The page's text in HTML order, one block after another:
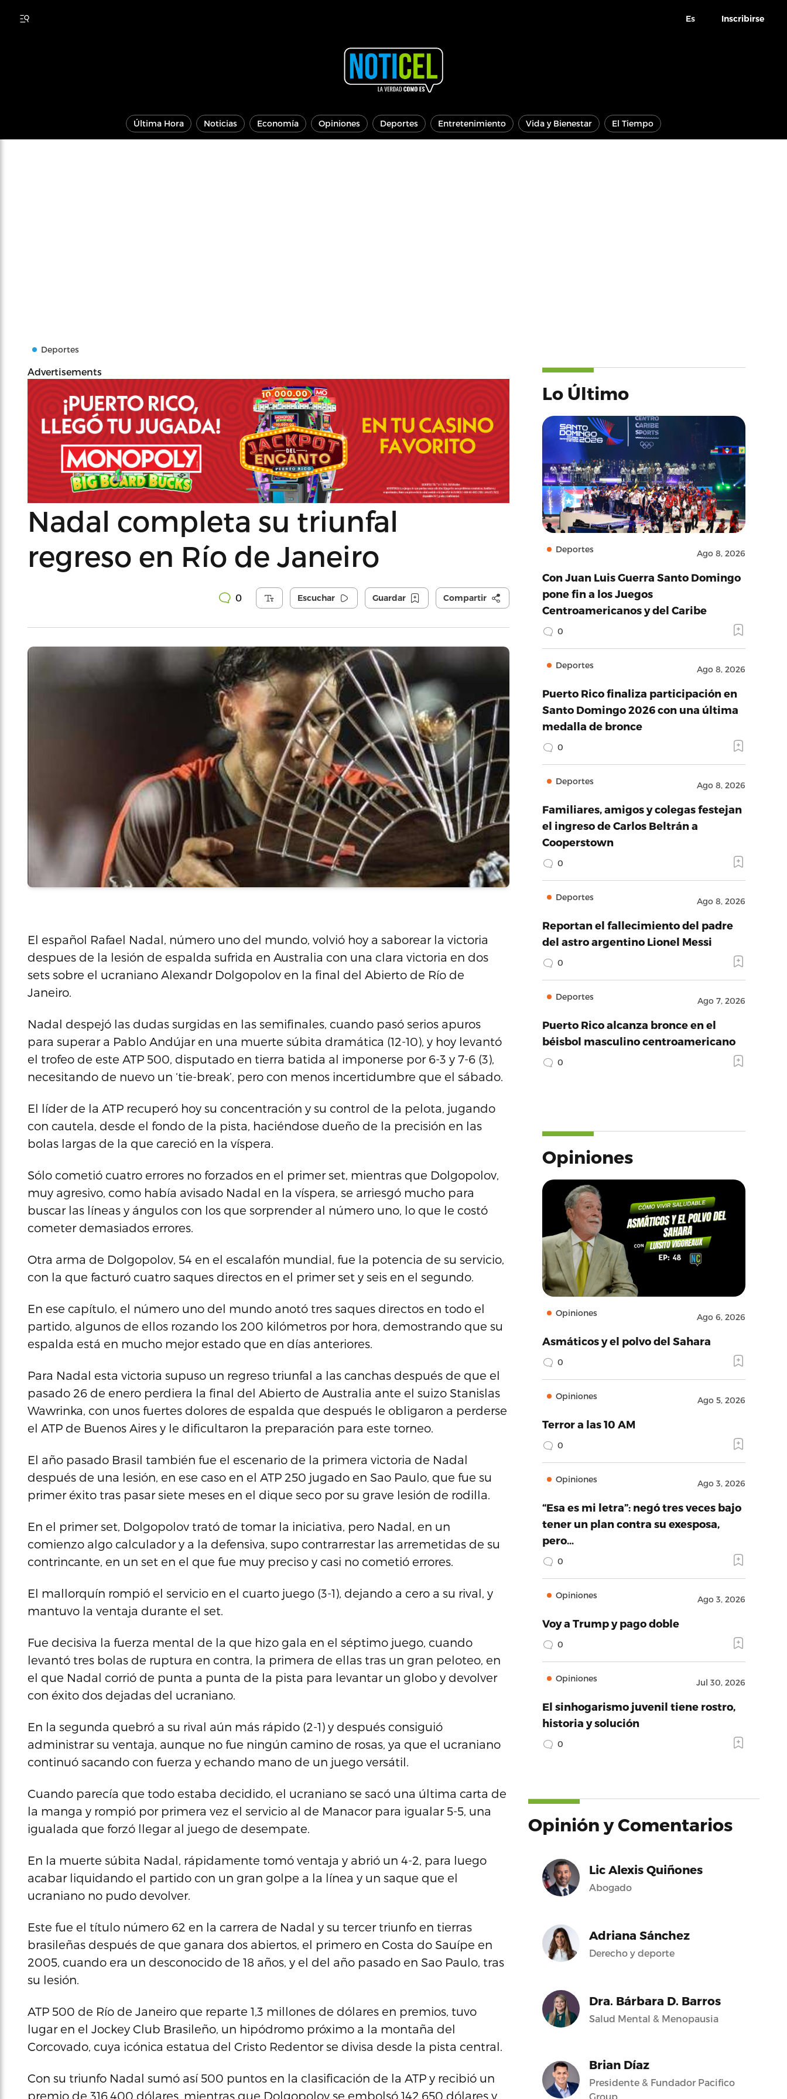
Es Inscribirse
Última Hora Noticias Economía Opiniones Deportes Entretenimiento Vida y Bienestar El Tiempo
Deportes
Advertisements
Nadal completa su triunfal
regreso en Río de Janeiro
0 Escuchar Guardar Compartir
El español Rafael Nadal, número uno del mundo, volvió hoy a saborear la victoria
despues de la lesión de espalda sufrida en Australia con una clara victoria en dos
sets sobre el ucraniano Alexandr Dolgopolov en la final del Abierto de Río de
Janeiro.
Nadal despejó las dudas surgidas en las semifinales, cuando pasó serios apuros
para superar a Pablo Andújar en una muerte súbita dramática (12-10), y hoy levantó
el trofeo de este ATP 500, disputado en tierra batida al imponerse por 6-3 y 7-6 (3),
necesitando de nuevo un ‘tie-break’, pero con menos incertidumbre que el sábado.
El líder de la ATP recuperó hoy su concentración y su control de la pelota, jugando
con cautela, desde el fondo de la pista, haciéndose dueño de la precisión en las
bolas largas de la que careció en la víspera.
Sólo cometió cuatro errores no forzados en el primer set, mientras que Dolgopolov,
muy agresivo, como había avisado Nadal en la víspera, se arriesgó mucho para
buscar las líneas y ángulos con los que sorprender al número uno, lo que le costó
cometer demasiados errores.
Otra arma de Dolgopolov, 54 en el escalafón mundial, fue la potencia de su servicio,
con la que facturó cuatro saques directos en el primer set y seis en el segundo.
En ese capítulo, el número uno del mundo anotó tres saques directos en todo el
partido, algunos de ellos rozando los 200 kilómetros por hora, demostrando que su
espalda está en mucho mejor estado que en días anteriores.
Para Nadal esta victoria supuso un regreso triunfal a las canchas después de que el
pasado 26 de enero perdiera la final del Abierto de Australia ante el suizo Stanislas
Wawrinka, con unos fuertes dolores de espalda que después le obligaron a perderse
el ATP de Buenos Aires y le dificultaron la preparación para este torneo.
El año pasado Brasil también fue el escenario de la primera victoria de Nadal
después de una lesión, en ese caso en el ATP 250 jugado en Sao Paulo, que fue su
primer éxito tras pasar siete meses en el dique seco por su grave lesión de rodilla.
En el primer set, Dolgopolov trató de tomar la iniciativa, pero Nadal, en un
comienzo algo calculador y a la defensiva, supo contrarrestar las arremetidas de su
contrincante, en un set en el que fue muy preciso y casi no cometió errores.
El mallorquín rompió el servicio en el cuarto juego (3-1), dejando a cero a su rival, y
mantuvo la ventaja durante el set.
Fue decisiva la fuerza mental de la que hizo gala en el séptimo juego, cuando
levantó tres bolas de ruptura en contra, la primera de ellas tras un gran peloteo, en
el que Nadal corrió de punta a punta de la pista para levantar un globo y devolver
con éxito dos dejadas del ucraniano.
En la segunda quebró a su rival aún más rápido (2-1) y después consiguió
administrar su ventaja, aunque no fue ningún camino de rosas, ya que el ucraniano
continuó sacando con fuerza y echando mano de un juego versátil.
Cuando parecía que todo estaba decidido, el ucraniano se sacó una última carta de
la manga y rompió por primera vez el servicio al de Manacor para igualar 5-5, una
igualada que forzó llegar al juego de desempate.
En la muerte súbita Nadal, rápidamente tomó ventaja y abrió un 4-2, para luego
acabar liquidando el partido con un gran golpe a la línea y un saque que el
ucraniano no pudo devolver.
Este fue el título número 62 en la carrera de Nadal y su tercer triunfo en tierras
brasileñas después de que ganara dos abiertos, el primero en Costa do Sauípe en
2005, cuando era un desconocido de 18 años, y el del año pasado en Sao Paulo, tras
su lesión.
ATP 500 de Río de Janeiro que reparte 1,3 millones de dólares en premios, tuvo
lugar en el Jockey Club Brasileño, un hipódromo próximo a la montaña del
Corcovado, cuya icónica estatua del Cristo Redentor se divisa desde la pista central.
Con su triunfo Nadal sumó así 500 puntos en la clasificación de la ATP y recibió un
premio de 316.400 dólares, mientras que Dolgopolov se embolsó 142.650 dólares y
Lo Último
Deportes Ago 8, 2026
Con Juan Luis Guerra Santo Domingo
pone fin a los Juegos
Centroamericanos y del Caribe
0
Deportes Ago 8, 2026
Puerto Rico finaliza participación en
Santo Domingo 2026 con una última
medalla de bronce
0
Deportes Ago 8, 2026
Familiares, amigos y colegas festejan
el ingreso de Carlos Beltrán a
Cooperstown
0
Deportes Ago 8, 2026
Reportan el fallecimiento del padre
del astro argentino Lionel Messi
0
Deportes Ago 7, 2026
Puerto Rico alcanza bronce en el
béisbol masculino centroamericano
0
Opiniones
Opiniones Ago 6, 2026
Asmáticos y el polvo del Sahara
0
Opiniones Ago 5, 2026
Terror a las 10 AM
0
Opiniones Ago 3, 2026
“Esa es mi letra”: negó tres veces bajo
tener un plan contra su exesposa,
pero…
0
Opiniones Ago 3, 2026
Voy a Trump y pago doble
0
Opiniones Jul 30, 2026
El sinhogarismo juvenil tiene rostro,
historia y solución
0
Opinión y Comentarios
Lic Alexis Quiñones
Abogado
Adriana Sánchez
Derecho y deporte
Dra. Bárbara D. Barros
Salud Mental & Menopausia
Brian Díaz
Presidente & Fundador Pacifico
Group